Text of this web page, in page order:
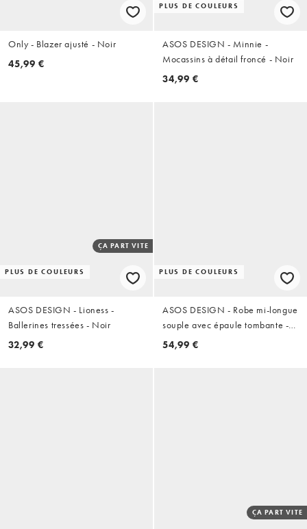
Only - Blazer ajusté - Noir
45,99 €
PLUS DE COULEURS
ASOS DESIGN - Minnie -
Mocassins à détail froncé - Noir
34,99 €
PLUS DE COULEURS
ÇA PART VITE
ASOS DESIGN - Lioness -
Ballerines tressées - Noir
32,99 €
PLUS DE COULEURS
ASOS DESIGN - Robe mi-longue
souple avec épaule tombante -
Noir
54,99 €
ÇA PART VITE